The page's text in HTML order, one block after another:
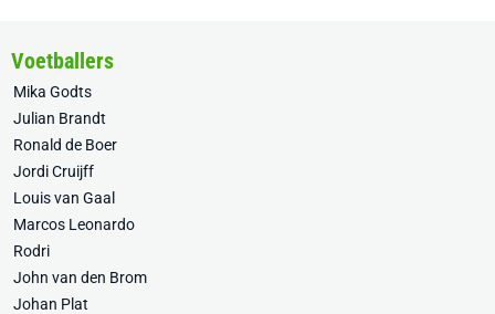
Voetballers
Mika Godts
Julian Brandt
Ronald de Boer
Jordi Cruijff
Louis van Gaal
Marcos Leonardo
Rodri
John van den Brom
Johan Plat